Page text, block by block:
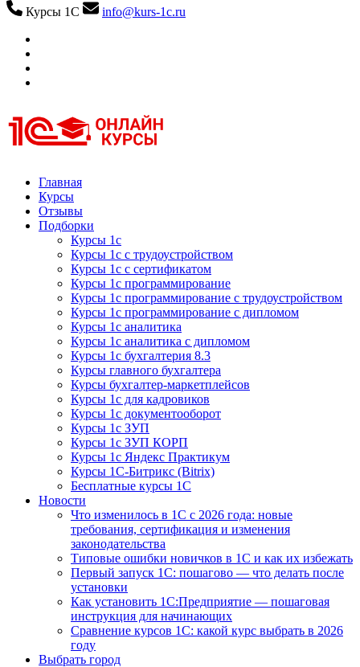
Курсы 1С
info@kurs-1c.ru
Курсы 1С
Курсы 1С официальная сертификация
Главная
Курсы
Отзывы
Подборки
Курсы 1с
Курсы 1с с трудоустройством
Курсы 1с с сертификатом
Курсы 1с программирование
Курсы 1с программирование с трудоустройством
Курсы 1с программирование с дипломом
Курсы 1с аналитика
Курсы 1с аналитика с дипломом
Курсы 1с бухгалтерия 8.3
Курсы главного бухгалтера
Курсы бухгалтер-маркетплейсов
Курсы 1с для кадровиков
Курсы 1с документооборот
Курсы 1с ЗУП
Курсы 1с ЗУП КОРП
Курсы 1с Яндекс Практикум
Курсы 1С-Битрикс (Bitrix)
Бесплатные курсы 1С
Новости
Что изменилось в 1С с 2026 года: новые
требования, сертификация и изменения
законодательства
Типовые ошибки новичков в 1С и как их избежать
Первый запуск 1С: пошагово — что делать после
установки
Как установить 1С:Предприятие — пошаговая
инструкция для начинающих
Сравнение курсов 1С: какой курс выбрать в 2026
году
Выбрать город